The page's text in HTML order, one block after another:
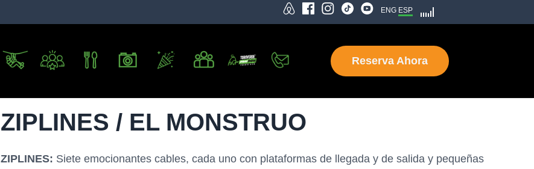
ENG ESP
Reserva Ahora
ZIPLINES / EL MONSTRUO
ZIPLINES: Siete emocionantes cables, cada uno con plataformas de llegada y de salida y pequeñas